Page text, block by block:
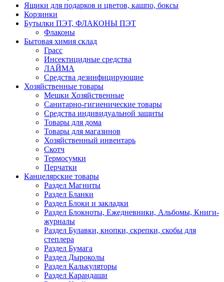
Ящики для подарков и цветов, кашпо, боксы
Корзинки
Бутылки ПЭТ, ФЛАКОНЫ ПЭТ
Флаконы
Бытовая химия склад
Грасс
Инсектицидные средства
ЛАЙМА
Средства дезинфицирующие
Хозяйственные товары
Мешки Хозяйственные
Санитарно-гигиенические товары
Средства индивидуальной защиты
Товары для дома
Товары для магазинов
Хозяйственный инвентарь
Скотч
Термосумки
Перчатки
Канцелярские товары
Раздел Магниты
Раздел Бланки
Раздел Блоки и закладки
Раздел Блокноты, Ежедневники, Альбомы, Книги-
журналы
Раздел Булавки, кнопки, скрепки, скобы для
степлера
Раздел Бумага
Раздел Дыроколы
Раздел Калькуляторы
Раздел Карандаши